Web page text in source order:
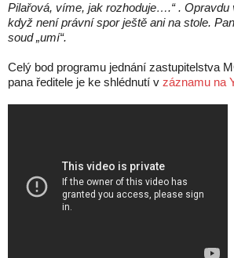
Pilařová, víme, jak rozhoduje….“ .
když není právní spor ještě ani na stole.
soud „umí“.
Celý bod programu jednání zastupitelstva
pana ředitele je ke shlédnutí v záznamu na